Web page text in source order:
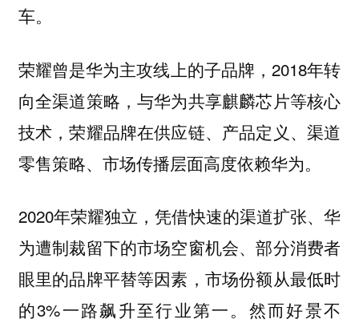
车。
荣耀曾是华为主攻线上的子品牌，2018年转
向全渠道策略，与华为共享麒麟芯片等核心
技术，荣耀品牌在供应链、产品定义、渠道
零售策略、市场传播层面高度依赖华为。
2020年荣耀独立，凭借快速的渠道扩张、华
为遭制裁留下的市场空窗机会、部分消费者
眼里的品牌平替等因素，市场份额从最低时
的3%一路飙升至行业第一。然而好景不